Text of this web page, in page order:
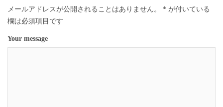
メールアドレスが公開されることはありません。 * が付いている
欄は必須項目です
Your message